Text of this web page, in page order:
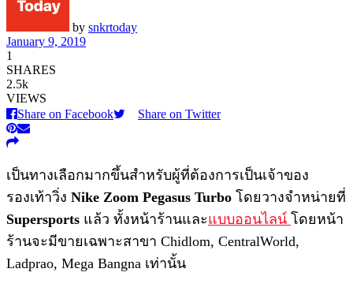
by snkrtoday
January 9, 2019
1
SHARES
2.5k
VIEWS
Share on Facebook
Share on Twitter
เป็นทางเลือกมากขึ้นสำหรับผู้ที่ต้องการเป็นเจ้าของ
รองเท้าวิ่ง Nike Zoom Pegasus Turbo โดยวางจำหน่ายที่
Supersports แล้ว ทั้งหน้าร้านและแบบออนไลน์ โดยหน้า
ร้านจะมีขายเฉพาะสาขา Chidlom, CentralWorld,
Ladprao, Mega Bangna เท่านั้น